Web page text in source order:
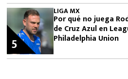
LIGA MX
Por qué no juega
de Cruz Azul en
Philadelphia Union
5